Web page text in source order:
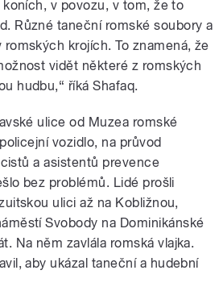
v povozu, v tom, že to
Různé taneční romské soubory a
krojích. To znamená, že
vidět některé z romských
hudbu,“ říká Shafaq.
ulice od Muzea romské
vozidlo, na průvod
a asistentů prevence
bez problémů. Lidé prošli
ulici až na Kobližnou,
Svobody na Dominikánské
Na něm zavlála romská vlajka.
aby ukázal taneční a hudební